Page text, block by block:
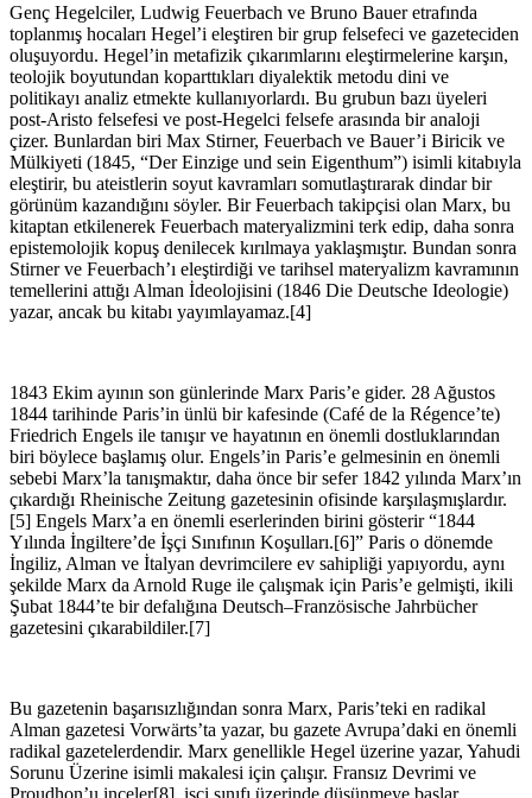
Genç Hegelciler, Ludwig Feuerbach ve Bruno Bauer etrafında
toplanmış hocaları Hegel’i eleştiren bir grup felsefeci ve gazeteciden
oluşuyordu. Hegel’in metafizik çıkarımlarını eleştirmelerine karşın,
teolojik boyutundan koparttıkları diyalektik metodu dini ve
politikayı analiz etmekte kullanıyorlardı. Bu grubun bazı üyeleri
post-Aristo felsefesi ve post-Hegelci felsefe arasında bir analoji
çizer. Bunlardan biri Max Stirner, Feuerbach ve Bauer’i Biricik ve
Mülkiyeti (1845, “Der Einzige und sein Eigenthum”) isimli kitabıyla
eleştirir, bu ateistlerin soyut kavramları somutlaştırarak dindar bir
görünüm kazandığını söyler. Bir Feuerbach takipçisi olan Marx, bu
kitaptan etkilenerek Feuerbach materyalizmini terk edip, daha sonra
epistemolojik kopuş denilecek kırılmaya yaklaşmıştır. Bundan sonra
Stirner ve Feuerbach’ı eleştirdiği ve tarihsel materyalizm kavramının
temellerini attığı Alman İdeolojisini (1846 Die Deutsche Ideologie)
yazar, ancak bu kitabı yayımlayamaz.[4]
1843 Ekim ayının son günlerinde Marx Paris’e gider. 28 Ağustos
1844 tarihinde Paris’in ünlü bir kafesinde (Café de la Régence’te)
Friedrich Engels ile tanışır ve hayatının en önemli dostluklarından
biri böylece başlamış olur. Engels’in Paris’e gelmesinin en önemli
sebebi Marx’la tanışmaktır, daha önce bir sefer 1842 yılında Marx’ın
çıkardığı Rheinische Zeitung gazetesinin ofisinde karşılaşmışlardır.
[5] Engels Marx’a en önemli eserlerinden birini gösterir “1844
Yılında İngiltere’de İşçi Sınıfının Koşulları.[6]” Paris o dönemde
İngiliz, Alman ve İtalyan devrimcilere ev sahipliği yapıyordu, aynı
şekilde Marx da Arnold Ruge ile çalışmak için Paris’e gelmişti, ikili
Şubat 1844’te bir defalığına Deutsch–Französische Jahrbücher
gazetesini çıkarabildiler.[7]
Bu gazetenin başarısızlığından sonra Marx, Paris’teki en radikal
Alman gazetesi Vorwärts’ta yazar, bu gazete Avrupa’daki en önemli
radikal gazetelerdendir. Marx genellikle Hegel üzerine yazar, Yahudi
Sorunu Üzerine isimli makalesi için çalışır. Fransız Devrimi ve
Proudhon’u inceler[8], işçi sınıfı üzerinde düşünmeye başlar.